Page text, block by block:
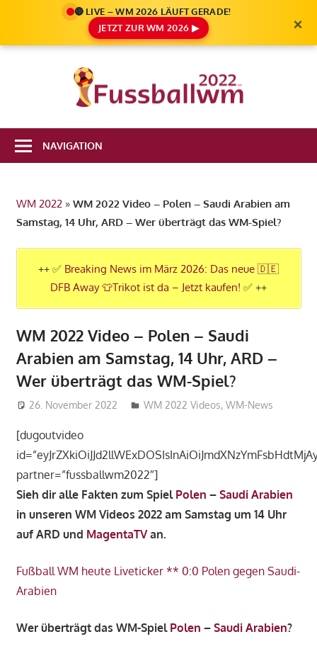
🔴 LIVE – WM 2026 LÄUFT GERADE!
JETZT ZUR WM 2026 ▶
×
Infos
in
Katar
NAVIGATION
WM 2022» WM 2022 Video – Polen – Saudi Arabien am
Samstag, 14 Uhr, ARD – Wer überträgt das WM-Spiel?
++ ✅ Breaking News im März 2026: Das neue 🇩🇪
DFB Away 👕Trikot ist da – Jetzt kaufen! ✅ ++
WM 2022 Video – Polen – Saudi
Arabien am Samstag, 14 Uhr, ARD –
Wer überträgt das WM-Spiel?
26. November 2022 admin_wm2022
WM 2022 Videos,WM-News
[dugoutvideo
partner=”fussballwm2022″]
Sieh dir alle Fakten zum Spiel Polen – Saudi Arabien
in unseren WM Videos 2022 am Samstag um 14 Uhr
auf ARD und MagentaTVan.
Fußball WM heute Liveticker ** 0:0 Polen gegen Saudi-
Arabien
Wer überträgt das WM-Spiel Polen – Saudi Arabien?